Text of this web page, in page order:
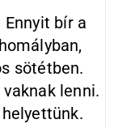
bír a
sötétben.
lenni.